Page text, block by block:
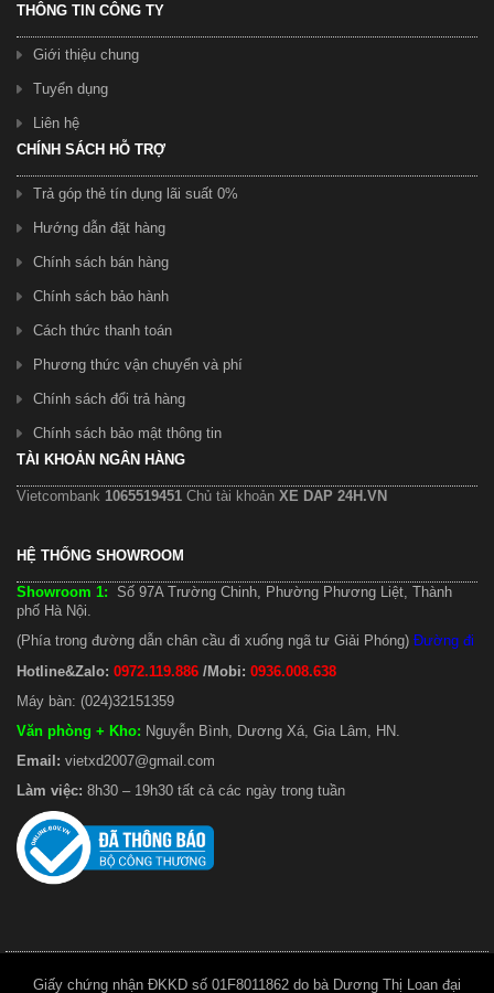
THÔNG TIN CÔNG TY
Giới thiệu chung
Tuyển dụng
Liên hệ
CHÍNH SÁCH HỖ TRỢ
Trả góp thẻ tín dụng lãi suất 0%
Hướng dẫn đặt hàng
Chính sách bán hàng
Chính sách bảo hành
Cách thức thanh toán
Phương thức vận chuyển và phí
Chính sách đổi trả hàng
Chính sách bảo mật thông tin
TÀI KHOẢN NGÂN HÀNG
Vietcombank 1065519451 Chủ tài khoản XE DAP 24H.VN
HỆ THỐNG SHOWROOM
Showroom 1: Số 97A Trường Chinh, Phường Phương Liệt, Thành
phố Hà Nội.
(Phía trong đường dẫn chân cầu đi xuống ngã tư Giải Phóng) Đường đi
Hotline&Zalo: 0972.119.886 /Mobi: 0936.008.638
Máy bàn: (024)32151359
Văn phòng + Kho: Nguyễn Bình, Dương Xá, Gia Lâm, HN.
Email: vietxd2007@gmail.com
Làm việc: 8h30 – 19h30 tất cả các ngày trong tuần
Giấy chứng nhận ĐKKD số 01F8011862 do bà Dương Thị Loan đại